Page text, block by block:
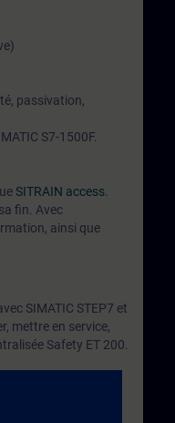
passivation,
S7-1500F.
SITRAIN access
fin. Avec
ainsi que
SIMATIC STEP7 et
mettre en service,
Safety ET 200.